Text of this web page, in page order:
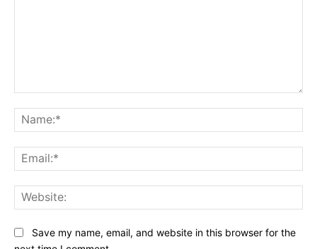
Save my name, email, and website in this browser for the